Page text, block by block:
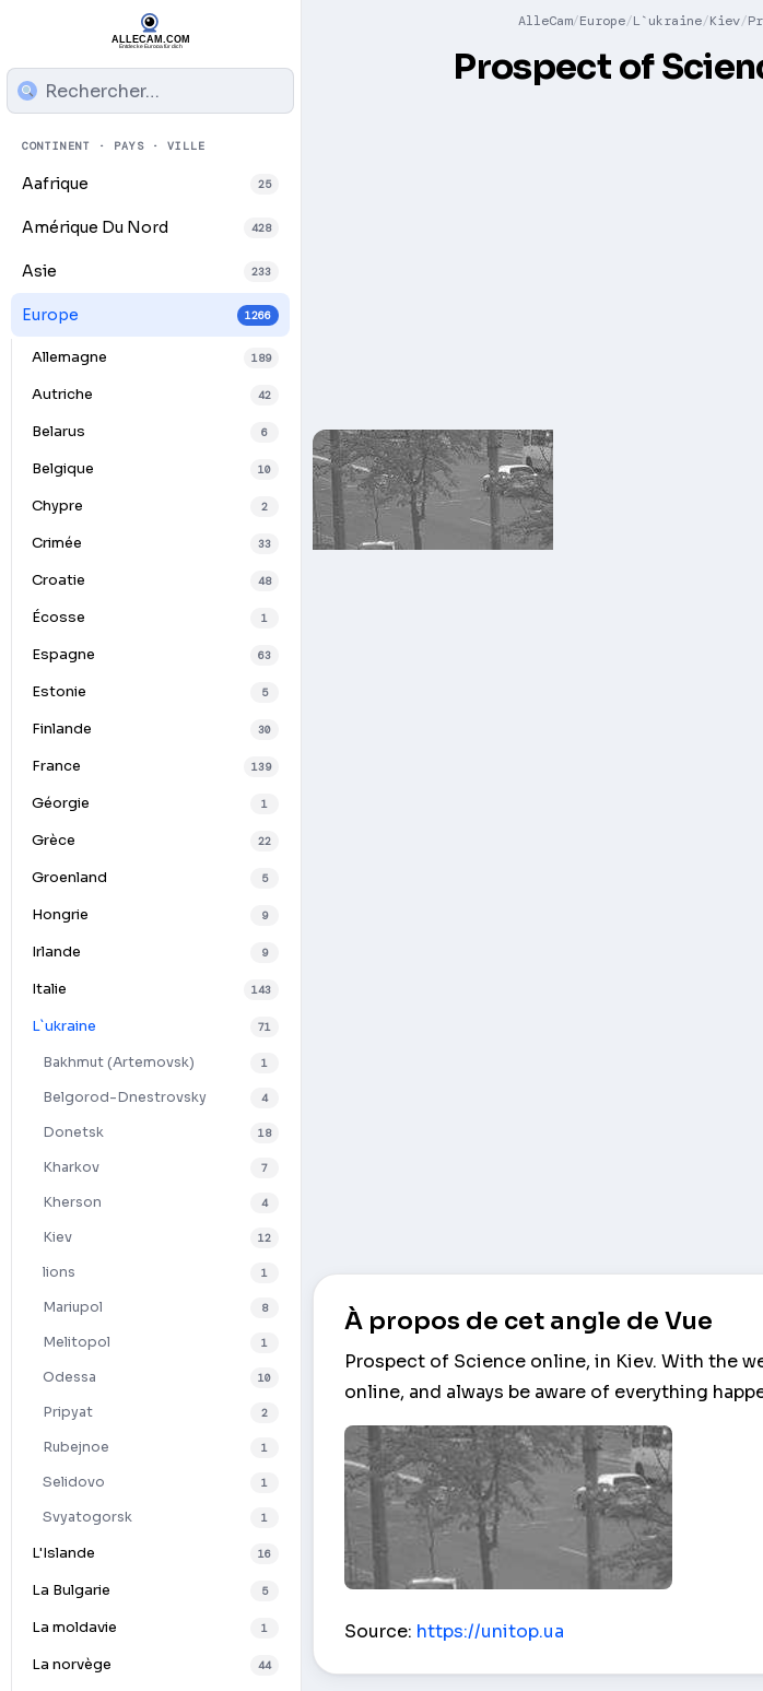
CONTINENT · PAYS · VILLE
Aafrique 25
Amérique Du Nord 428
Asie 233
Europe 1266
Allemagne 189
Autriche 42
Belarus 6
Belgique 10
Chypre 2
Crimée 33
Croatie 48
Écosse 1
Espagne 63
Estonie 5
Finlande 30
France 139
Géorgie 1
Grèce 22
Groenland 5
Hongrie 9
Irlande 9
Italie 143
L`ukraine 71
Bakhmut (Artemovsk) 1
Belgorod-Dnestrovsky 4
Donetsk 18
Kharkov 7
Kherson 4
Kiev 12
lions 1
Mariupol 8
Melitopol 1
Odessa 10
Pripyat 2
Rubejnoe 1
Selidovo 1
Svyatogorsk 1
L'Islande 16
La Bulgarie 5
La moldavie 1
La norvège 44
AlleCam Europe L`ukraine Kiev
Prospect of
À propos de cet angle de Vue
Prospect of Science online, in Kiev. With the
online, and always be aware of everything
Source: https://unitop.ua